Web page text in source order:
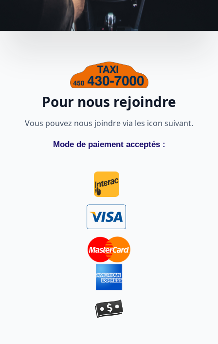
Pour nous rejoindre
Vous pouvez nous joindre via les icon suivant.
Mode de paiement acceptés :